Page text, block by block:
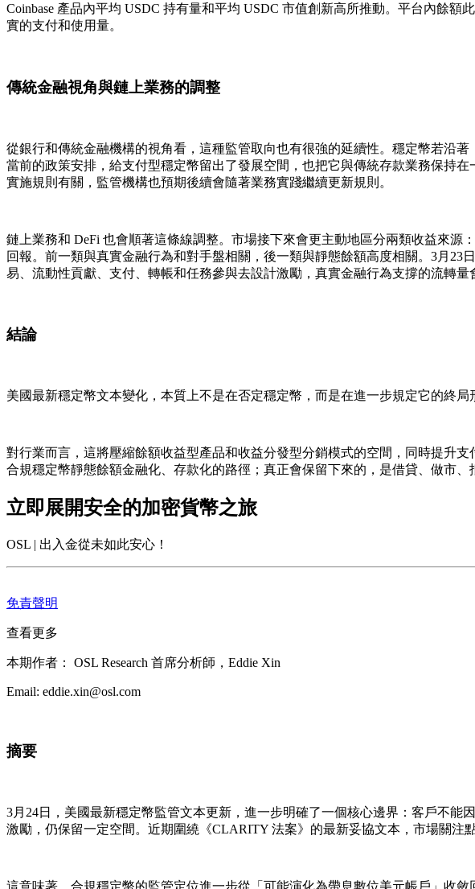
Coinbase 產品內平均 USDC 持有量和平均 USDC 市值創新高所推動。平台內餘
實的支付和使用量。
傳統金融視角與鏈上業務的調整
從銀行和傳統金融機構的視角看，這種監管取向也有很強的延續性。穩定幣若沿
當前的政策安排，給支付型穩定幣留出了發展空間，也把它與傳統存款業務保持
實施規則有關，監管機構也預期後續會隨著業務實踐繼續更新規則。
鏈上業務和 DeFi 也會順著這條線調整。市場接下來會更主動地區分兩類收益來
回報。前一類與真實金融行為和對手盤相關，後一類與靜態餘額高度相關。3月
易、流動性貢獻、支付、轉帳和任務參與去設計激勵，真實金融行為支撐的流轉量
結論
美國最新穩定幣文本變化，本質上不是在否定穩定幣，而是在進一步規定它的終局
對行業而言，這將壓縮餘額收益型產品和收益分發型分銷模式的空間，同時提升
合規穩定幣靜態餘額金融化、存款化的路徑；真正會保留下來的，是借貸、做市、
立即展開安全的加密貨幣之旅
OSL | 出入金從未如此安心！
免責聲明
查看更多
本期作者： OSL Research 首席分析師，Eddie Xin
Email: eddie.xin@osl.com
摘要
3月24日，美國最新穩定幣監管文本更新，進一步明確了一個核心邊界：客戶不
激勵，仍保留一定空間。近期圍繞《CLARITY 法案》的最新妥協文本，市場關注